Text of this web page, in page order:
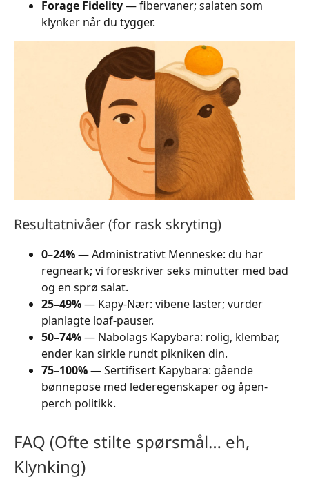
Forage Fidelity— fibervaner; salaten som
klynker når du tygger.
Resultatnivåer (for rask skryting)
0–24%— Administrativt Menneske: du har
regneark; vi foreskriver seks minutter med bad
og en sprø salat.
25–49%— Kapy-Nær: vibene laster; vurder
planlagte loaf-pauser.
50–74%— Nabolags Kapybara: rolig, klembar,
ender kan sirkle rundt pikniken din.
75–100%— Sertifisert Kapybara: gående
bønnepose med lederegenskaper og åpen-
perch politikk.
FAQ (Ofte stilte spørsmål… eh,
Klynking)